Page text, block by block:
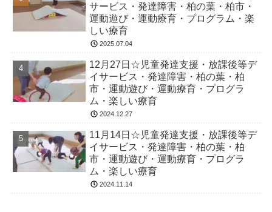
サービス・発達障害・柏の葉・柏市・
運動遊び・運動療育・プログラム・楽
しい療育
2025.07.04
12月27日☆児童発達支援・放課後等デ
イサービス・発達障害・柏の葉・柏
市・運動遊び・運動療育・プログラ
ム・楽しい療育
2024.12.27
11月14日☆児童発達支援・放課後等デ
イサービス・発達障害・柏の葉・柏
市・運動遊び・運動療育・プログラ
ム・楽しい療育
2024.11.14